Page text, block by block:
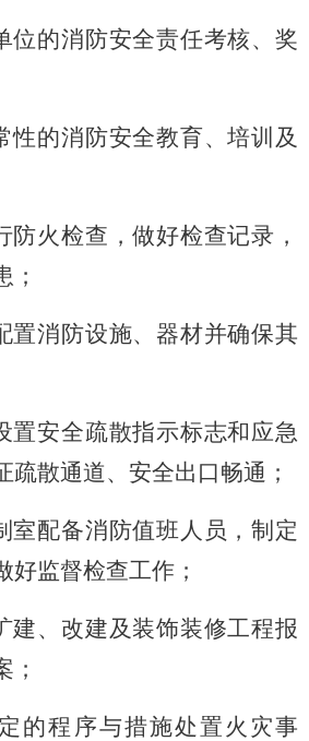
位的消防安全责任考核、奖
性的消防安全教育、培训及
防火检查，做好检查记录，
；
置消防设施、器材并确保其
置安全疏散指示标志和应急
疏散通道、安全出口畅通；
室配备消防值班人员，制定
好监督检查工作；
建、改建及装饰装修工程报
；
的程序与措施处置火灾事